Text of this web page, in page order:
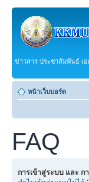
ข่าวสาร ประชาสัมพันธ์ เ
หน้าเว็บบอร์ด
FAQ
การเข้าสู่ระบบ และ ก